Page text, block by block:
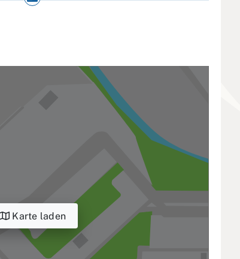
Karte laden